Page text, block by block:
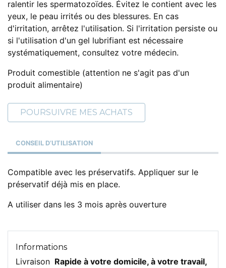
ralentir les spermatozoïdes. Évitez le contient avec les
yeux, le peau irrités ou des blessures. En cas
d'irritation, arrêtez l'utilisation. Si l'irritation persiste ou
si l'utilisation d'un gel lubrifiant est nécessaire
systématiquement, consultez votre médecin.
Produit comestible (attention ne s'agit pas d'un
produit alimentaire)
POURSUIVRE MES ACHATS
CONSEIL D’UTILISATION
Compatible avec les préservatifs. Appliquer sur le
préservatif déjà mis en place.
A utiliser dans les 3 mois après ouverture
Informations
Livraison Rapide à votre domicile, à votre travail,